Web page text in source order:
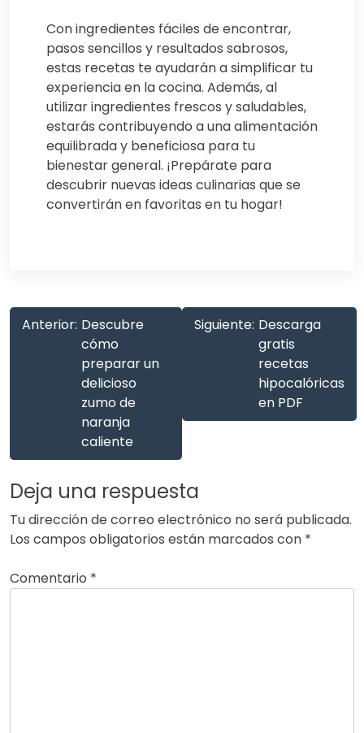
Con ingredientes fáciles de encontrar,
pasos sencillos y resultados sabrosos,
estas recetas te ayudarán a simplificar tu
experiencia en la cocina. Además, al
utilizar ingredientes frescos y saludables,
estarás contribuyendo a una alimentación
equilibrada y beneficiosa para tu
bienestar general. ¡Prepárate para
descubrir nuevas ideas culinarias que se
convertirán en favoritas en tu hogar!
Anterior: Descubre
cómo
preparar un
delicioso
zumo de
naranja
caliente
Siguiente: Descarga
gratis
recetas
hipocalóricas
en PDF
Deja una respuesta
Tu dirección de correo electrónico no será publicada.
Los campos obligatorios están marcados con *
Comentario *